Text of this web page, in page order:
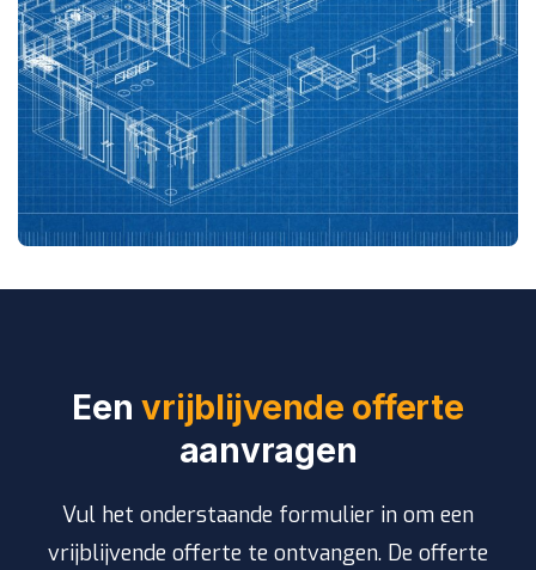
Eenvrijblijvende offerte
aanvragen
Vul het onderstaande formulier in om een
vrijblijvende offerte te ontvangen. De offerte